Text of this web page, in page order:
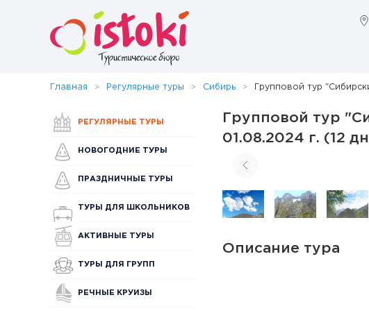
Главная Регулярные туры Сибирь Групповой тур
Групповой тур
01.08.2024 г. (12
Описание тура
РЕГУЛЯРНЫЕ ТУРЫ
НОВОГОДНИЕ ТУРЫ
ПРАЗДНИЧНЫЕ ТУРЫ
ТУРЫ ДЛЯ ШКОЛЬНИКОВ
АКТИВНЫЕ ТУРЫ
ТУРЫ ДЛЯ ГРУПП
РЕЧНЫЕ КРУИЗЫ